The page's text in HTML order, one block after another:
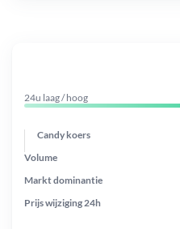
24u laag / hoog
Candy koers
Prijs wijziging 24h
Markt dominantie
Volume